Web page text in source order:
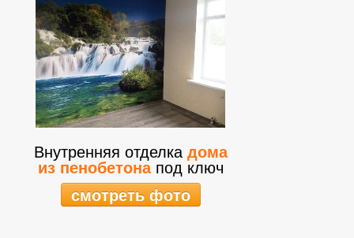
Внутренняя отделкадома
из пенобетонапод ключ
смотреть фото